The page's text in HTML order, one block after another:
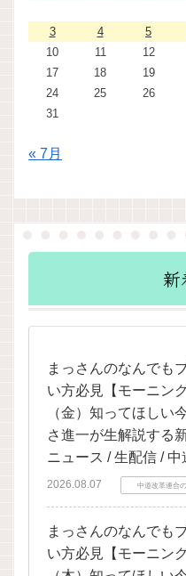
3
4 5
10
11 12
17
18 19
24
25 26
31
« 7月
新
まっさんのなんでも
い方必見【モーニン
（金）知ってほしい
さ進一が生解説する
ニュース / 生配信 /
2026.08.07 中道改革連合
まっさんのなんでも
い方必見【モーニン